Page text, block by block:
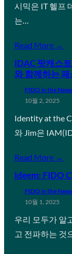
시믹은 IT 헬프
는…
Read More →
IDAC 팟캐스
와 함께하는
FIDO in the News
10월 2, 2025
Identity at the
와 Jim은
Read More →
Ideem: FIDO
FIDO in the News
10월 1, 2025
우리 모두가 알
고 전파하는 것